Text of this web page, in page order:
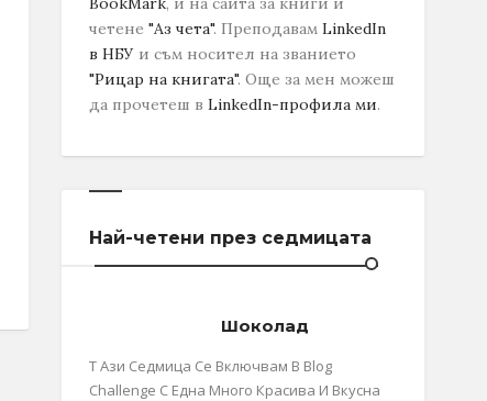
четене "Аз чета". Преподавам LinkedIn
в НБУ и съм носител на званието
"Рицар на книгата". Още за мен можеш
да прочетеш в LinkedIn-профила ми.
Най-четени през седмицата
Шоколад
Т Ази Седмица Се Включвам В Blog
Challenge С Една Много Красива И Вкусна